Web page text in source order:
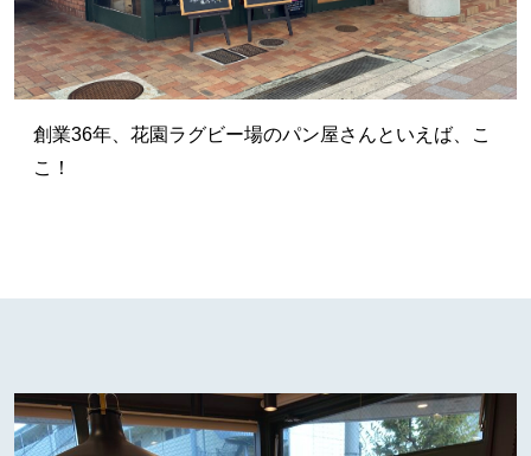
創業36年、花園ラグビー場のパン屋さんといえば、こ
こ！